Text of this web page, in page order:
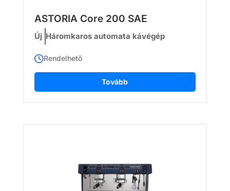
ASTORIA Core 200 SAE
Új Háromkaros automata kávégép
Tovább
Rendelhető